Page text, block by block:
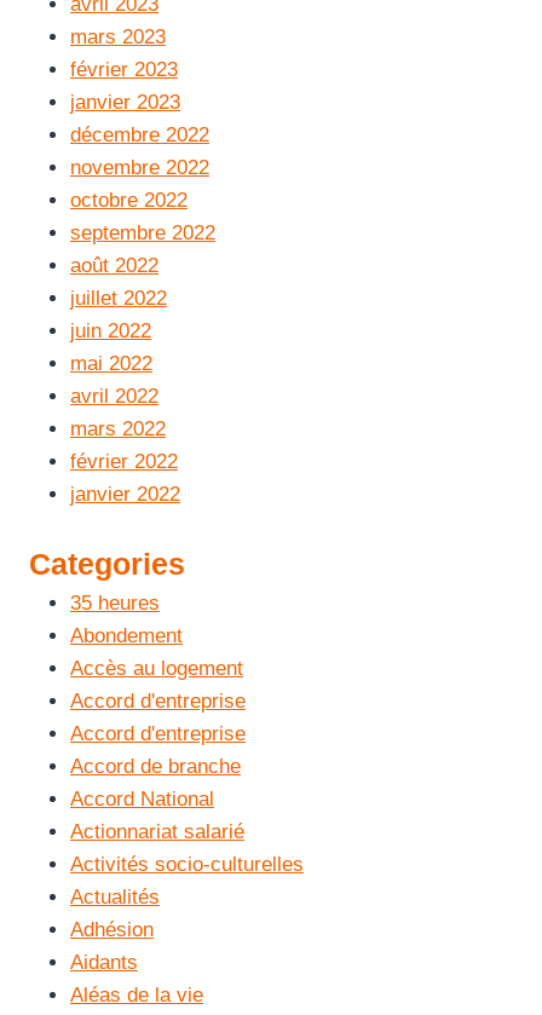
mars 2023
février 2023
janvier 2023
décembre 2022
novembre 2022
octobre 2022
septembre 2022
août 2022
juillet 2022
juin 2022
mai 2022
avril 2022
mars 2022
février 2022
janvier 2022
Categories
35 heures
Abondement
Accès au logement
Accord d'entreprise
Accord d'entreprise
Accord de branche
Accord National
Actionnariat salarié
Activités socio-culturelles
Actualités
Adhésion
Aidants
Aléas de la vie